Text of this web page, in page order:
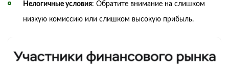
Нелогичные условия: Обратите внимание на слишком
низкую комиссию или слишком высокую прибыль.